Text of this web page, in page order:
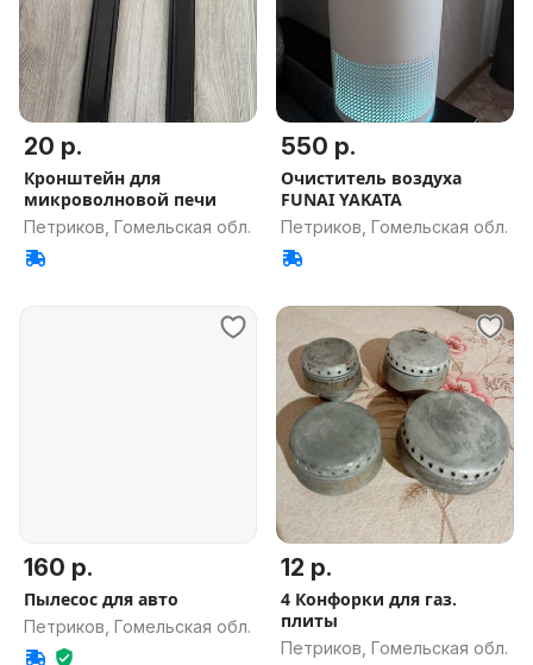
20 р.
Кронштейн для
микроволновой печи
Петриков, Гомельская обл.
550 р.
Очиститель воздуха
FUNAI YAKATA
Петриков, Гомельская обл.
160 р.
Пылесос для авто
Петриков, Гомельская обл.
12 р.
4 Конфорки для газ.
плиты
Петриков, Гомельская обл.